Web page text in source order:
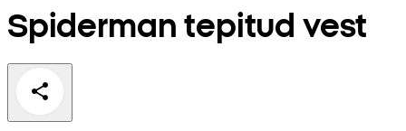
Spiderman tepitud vest